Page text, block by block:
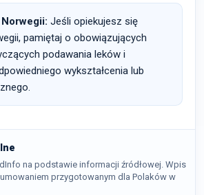
Jeśli opiekujesz się
pamiętaj o obowiązujących
podawania leków i
wykształcenia lub
na podstawie informacji źródłowej. Wpis
przygotowanym dla Polaków w